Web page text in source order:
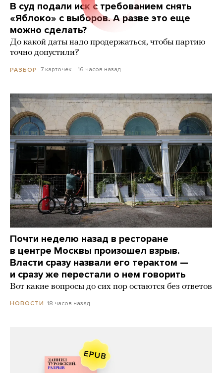
В суд подали иск с требованием снять
«Яблоко» с выборов. А разве это еще
можно сделать?
До какой даты надо продержаться, чтобы партию
точно допустили?
РАЗБОР 7 карточек 16 часов назад
Почти неделю назад в ресторане
в центре Москвы произошел взрыв.
Власти сразу назвали его терактом —
и сразу же перестали о нем говорить
Вот какие вопросы до сих пор остаются без ответов
НОВОСТИ 18 часов назад